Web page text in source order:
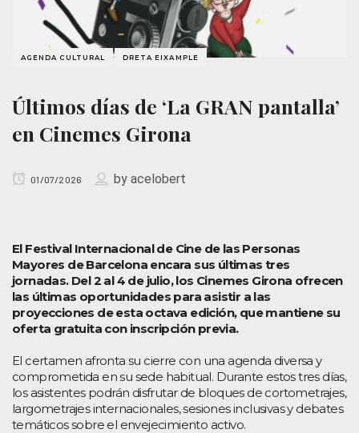
AGENDA CULTURAL DRETA EIXAMPLE
Últimos días de ‘La GRAN pantalla’
en Cinemes Girona
01/07/2026 by acelobert
El Festival Internacional de Cine de las Personas
Mayores de Barcelona encara sus últimas tres
jornadas. Del 2 al 4 de julio, los Cinemes Girona ofrecen
las últimas oportunidades para asistir a las
proyecciones de esta octava edición, que mantiene su
oferta gratuita con inscripción previa.
El certamen afronta su cierre con una agenda diversa y
comprometida en su sede habitual. Durante estos tres días,
los asistentes podrán disfrutar de bloques de cortometrajes,
largometrajes internacionales, sesiones inclusivas y debates
temáticos sobre el envejecimiento activo.